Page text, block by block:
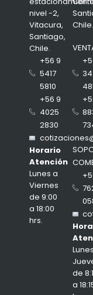
nivel -2,
Vitacura,
Santiago,
Chile.
+56 9
5417
5810
+56 9
4025
2830
Horario
Atención
Lunes a
Viernes
de 9:00
a 18:00
hrs.
Chile.
de
a